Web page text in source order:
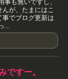
事も無いですし、
が、たまにはこ
事でブログ更新は
...
ですー。